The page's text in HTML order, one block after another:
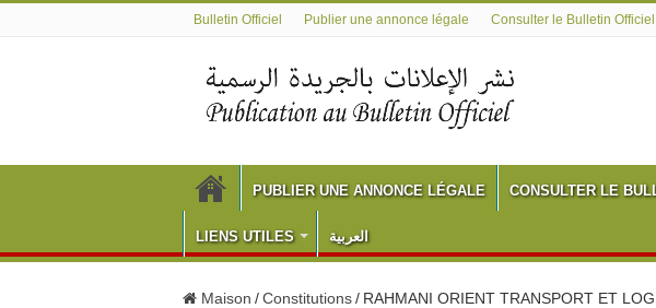
Bulletin Officiel Publier une annonce légale Consulter le Bulletin Officiel
PUBLIER UNE ANNONCE LÉGALE CONSULTER LE
LIENS UTILES العربية
Maison /Constitutions/ RAHMANI ORIENT TRANSPORT ET